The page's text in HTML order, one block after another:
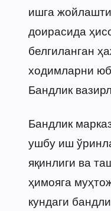
ишга
доирасида
белгиланган
ходимларни
Бандлик
Бандлик
ушбу иш
яқинлиги ва
ҳимояга
кундаги